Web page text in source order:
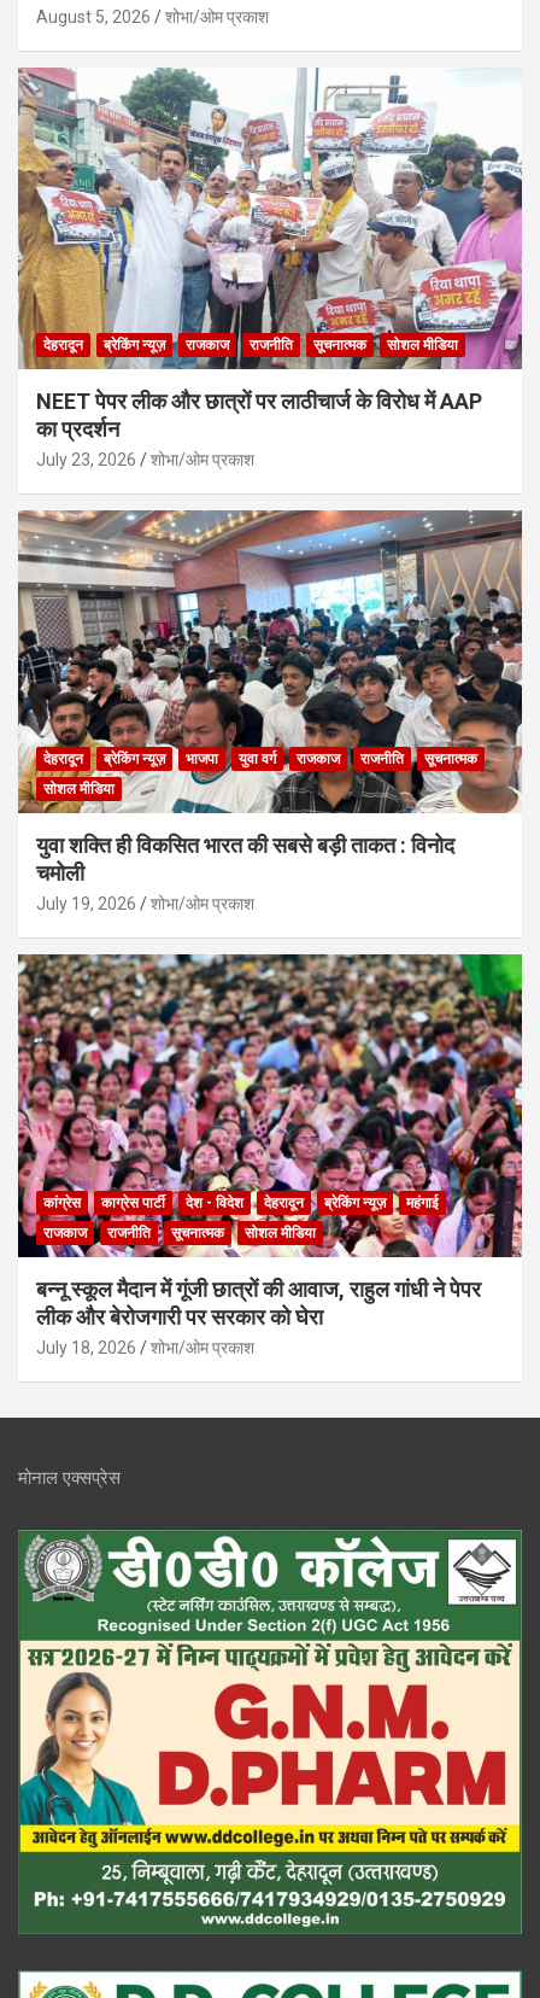
August 5, 2026 शोभा/ओम प्रकाश
देहरादून ब्रेकिंग न्यूज़ राजकाज राजनीति सूचनात्मक सोशल मीडिया
NEET पेपर लीक और छात्रों पर लाठीचार्ज के विरोध में AAP
का प्रदर्शन
July 23, 2026 शोभा/ओम प्रकाश
देहरादून ब्रेकिंग न्यूज़ भाजपा युवा वर्ग राजकाज राजनीति
सूचनात्मक
सोशल मीडिया
युवा शक्ति ही विकसित भारत की सबसे बड़ी ताकत : विनोद
चमोली
July 19, 2026 शोभा/ओम प्रकाश
कांग्रेस काग्रेस पार्टी देश - विदेश देहरादून ब्रेकिंग न्यूज़
महंगाई
राजकाज
राजनीति सूचनात्मक सोशल मीडिया
बन्नू स्कूल मैदान में गूंजी छात्रों की आवाज, राहुल गांधी ने पेपर
लीक और बेरोजगारी पर सरकार को घेरा
July 18, 2026 शोभा/ओम प्रकाश
मोनाल एक्सप्रेस